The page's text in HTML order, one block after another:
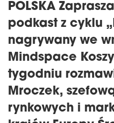
POLSKA
podkast z cyklu
nagrywany we
Mindspace
tygodniu
Mroczek,
rynkowych i